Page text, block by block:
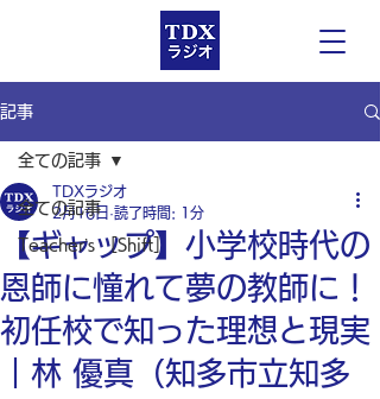
記事
全ての記事
Teacher’s ［Shift］
全ての記事
【ギャップ】小学校時代の
恩師に憧れて夢の教師に！
初任校で知った理想と現実
｜林 優真（知多市立知多
TDXラジオ
2月16日 読了時間: 1分